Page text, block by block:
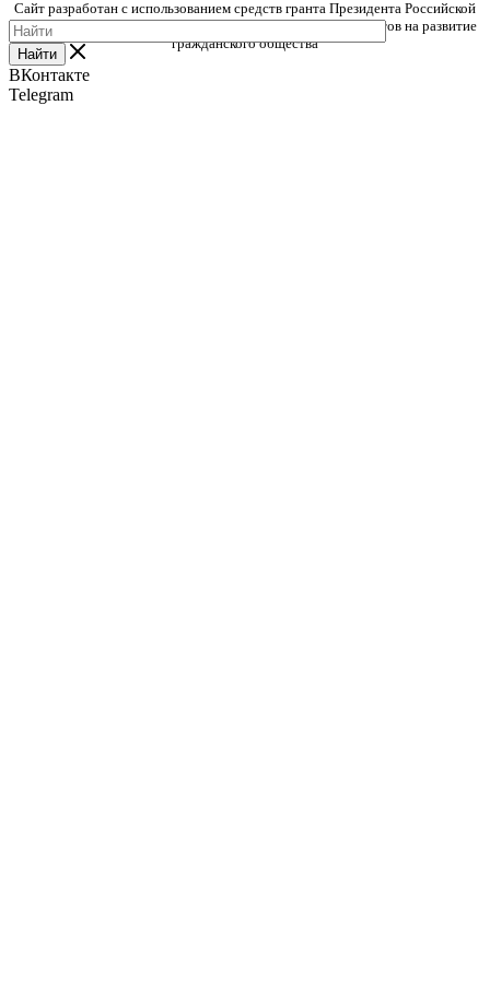
Сайт разработан с использованием средств гранта Президента Российской
Федерации, предоставленного Фондом президентских грантов на развитие
гражданского общества
Найти
ВКонтакте
Telegram